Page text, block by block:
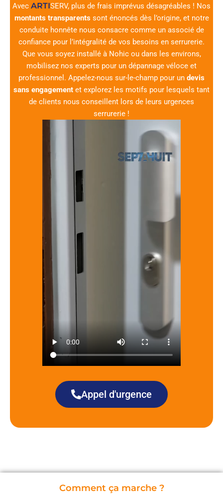
Avec ARTISERV, plus de frais imprévus désagréables ! Nos
montants transparentssont énoncés dès l’origine, et notre
conduite honnête nous consacre comme un associé de
confiance pour l’intégralité de vos besoins en serrurerie.
Que vous soyez installé à Nohic ou dans les environs,
mobilisez nos experts pour un dépannage véloce et
professionnel. Appelez-nous sur-le-champ pour un devis
sans engagement et explorez les motifs pour lesquels tant
de clients nous conseillent lors de leurs urgences
serrurerie !
Appel d'urgence
Comment ça marche ?